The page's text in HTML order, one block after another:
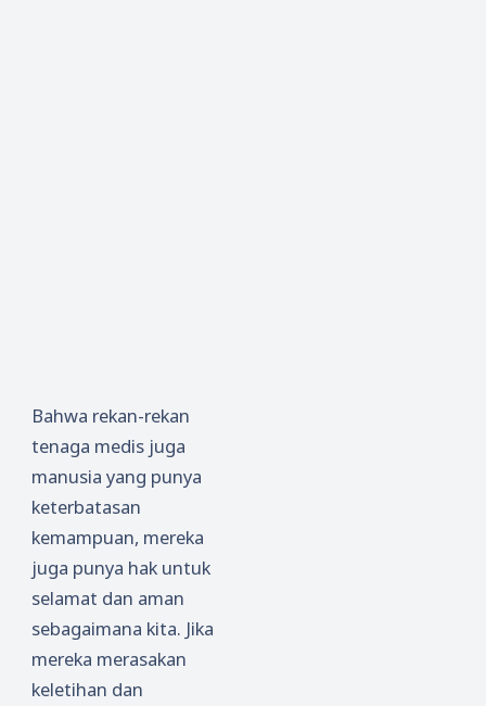
Bahwa rekan-rekan
tenaga medis juga
manusia yang punya
keterbatasan
kemampuan, mereka
juga punya hak untuk
selamat dan aman
sebagaimana kita. Jika
mereka merasakan
keletihan dan